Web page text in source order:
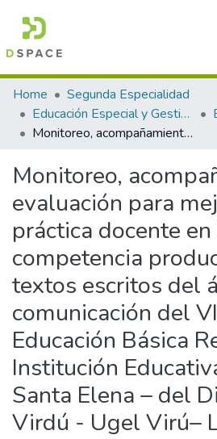
Communities & Collections
All of DSpace
Home
Segunda Especialidad
Educación Especial y Gestión Escolar
Monitoreo, acompañamiento y evaluación para mejorar la práctica docente en la competencia producción de textos escritos del área de comunicación del VI Ciclo de Educación Básica Regular de la Institución Educativa N° 80075 Santa Elena – del Distrito de Virdú - Ugel Virú– La Libertad
Monitoreo,
evaluación para
práctica docente
competencia
textos escritos del
comunicación del
Educación Básica
Institución
Santa Elena – del
Virdú - Ugel Virú–